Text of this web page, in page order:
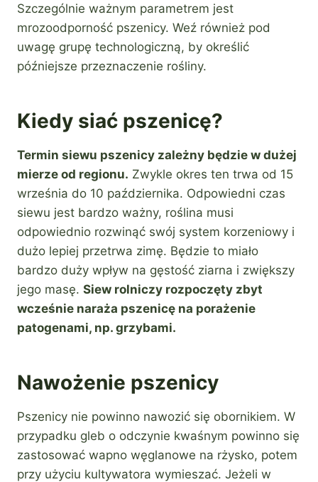
Szczególnie ważnym parametrem jest
mrozoodporność pszenicy. Weź również pod
uwagę grupę technologiczną, by określić
późniejsze przeznaczenie rośliny.
Kiedy siać pszenicę?
Termin siewu pszenicy zależny będzie w dużej
mierze od regionu. Zwykle okres ten trwa od 15
września do 10 października. Odpowiedni czas
siewu jest bardzo ważny, roślina musi
odpowiednio rozwinąć swój system korzeniowy i
dużo lepiej przetrwa zimę. Będzie to miało
bardzo duży wpływ na gęstość ziarna i zwiększy
jego masę. Siew rolniczy rozpoczęty zbyt
wcześnie naraża pszenicę na porażenie
patogenami, np. grzybami.
Nawożenie pszenicy
Pszenicy nie powinno nawozić się obornikiem. W
przypadku gleb o odczynie kwaśnym powinno się
zastosować wapno węglanowe na rżysko, potem
przy użyciu kultywatora wymieszać. Jeżeli w